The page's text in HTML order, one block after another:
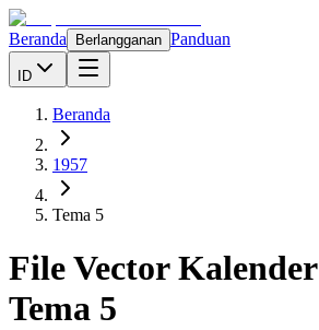
Beranda Berlangganan Panduan
ID
Beranda
1957
Tema 5
File Vector Kalender
Tema 5